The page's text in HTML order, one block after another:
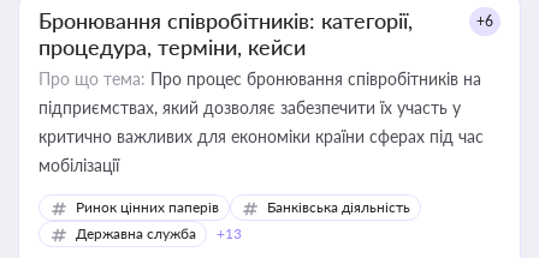
Бронювання співробітників: категорії,
процедура, терміни, кейси
+6
Про що тема: Про процес бронювання співробітників на
підприємствах, який дозволяє забезпечити їх участь у
критично важливих для економіки країни сферах під час
мобілізації
Ринок цінних паперів
Банківська діяльність
Державна служба
+13